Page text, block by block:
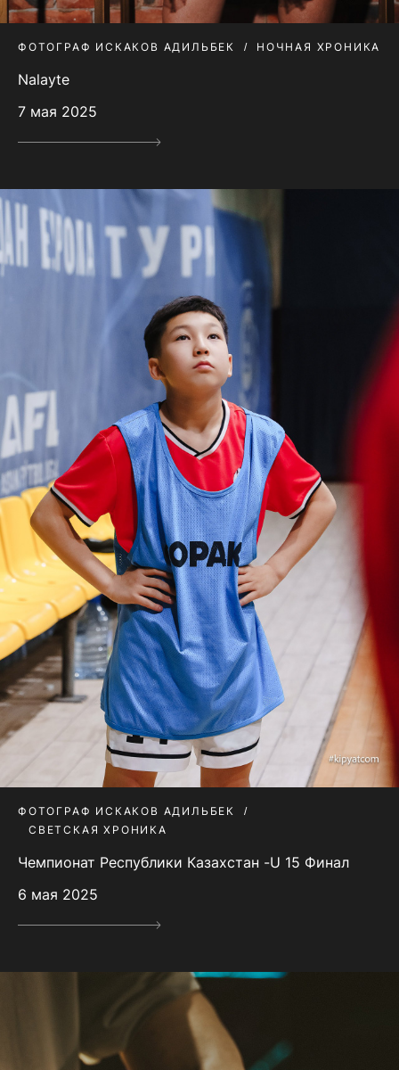
ФОТОГРАФ ИСКАКОВ АДИЛЬБЕК НОЧНАЯ ХРОНИКА
Nalayte
7 мая 2025
ФОТОГРАФ ИСКАКОВ АДИЛЬБЕК
СВЕТСКАЯ ХРОНИКА
Чемпионат Республики Казахстан -U 15 Финал
6 мая 2025